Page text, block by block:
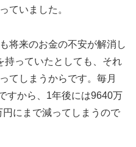
ていました。
将来のお金の不安が解消し
持っていたとしても、それ
てしまうからです。毎月
すから、1年後には9640万
にまで減ってしまうので